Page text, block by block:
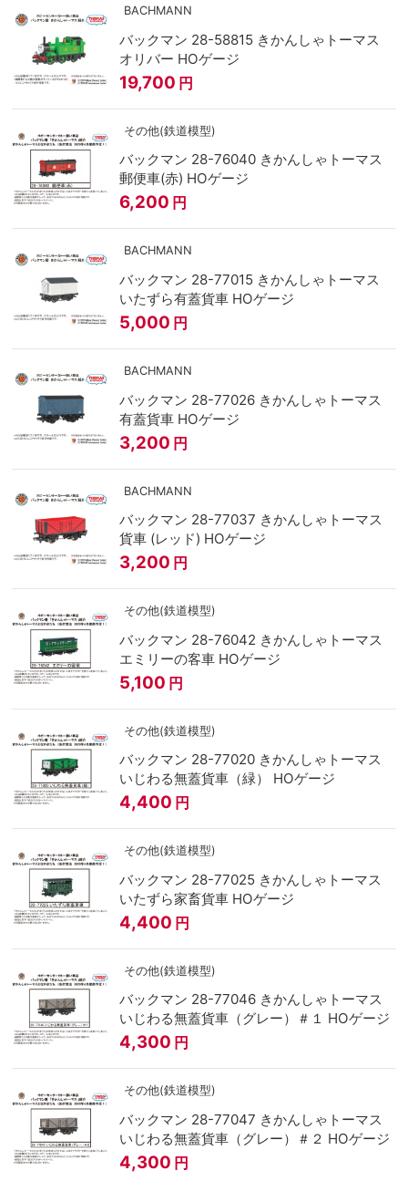
BACHMANN
バックマン 28-58815 きかんしゃトーマス
オリバー HOゲージ
19,700 円
その他(鉄道模型)
バックマン 28-76040 きかんしゃトーマス
郵便車(赤) HOゲージ
6,200 円
BACHMANN
バックマン 28-77015 きかんしゃトーマス
いたずら有蓋貨車 HOゲージ
5,000 円
BACHMANN
バックマン 28-77026 きかんしゃトーマス
有蓋貨車 HOゲージ
3,200 円
BACHMANN
バックマン 28-77037 きかんしゃトーマス
貨車 (レッド) HOゲージ
3,200 円
その他(鉄道模型)
バックマン 28-76042 きかんしゃトーマス
エミリーの客車 HOゲージ
5,100 円
その他(鉄道模型)
バックマン 28-77020 きかんしゃトーマス
いじわる無蓋貨車（緑） HOゲージ
4,400 円
その他(鉄道模型)
バックマン 28-77025 きかんしゃトーマス
いたずら家畜貨車 HOゲージ
4,400 円
その他(鉄道模型)
バックマン 28-77046 きかんしゃトーマス
いじわる無蓋貨車（グレー）＃１ HOゲージ
4,300 円
その他(鉄道模型)
バックマン 28-77047 きかんしゃトーマス
いじわる無蓋貨車（グレー）＃２ HOゲージ
4,300 円